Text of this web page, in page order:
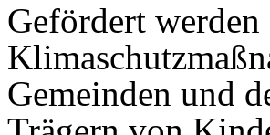
Gefördert
Gemeinden und